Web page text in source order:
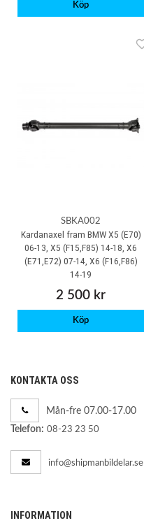
Köp
SBKA002
Kardanaxel fram BMW X5 (E70)
06-13, X5 (F15,F85) 14-18, X6
(E71,E72) 07-14, X6 (F16,F86)
14-19
2 500 kr
Köp
KONTAKTA OSS
Mån-fre 07.00-17.00
Telefon: 08-23 23 50
info@shipmanbildelar.se
INFORMATION